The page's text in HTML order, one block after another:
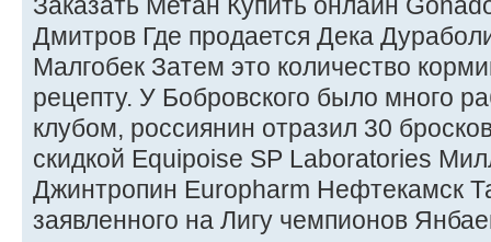
Дмитров Где продается Дека
Малгобек Затем это количество
рецепту. У Бобровского было много
клубом, россиянин отразил 30
скидкой Equipoise SP Laboratories
Джинтропин Europharm Нефтекамск
заявленного на Лигу чемпионов